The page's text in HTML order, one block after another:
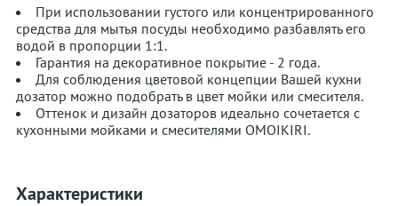
При использовании густого или концентрированного
средства для мытья посуды необходимо разбавлять его
водой в пропорции 1:1.
Гарантия на декоративное покрытие - 2 года.
Для соблюдения цветовой концепции Вашей кухни
дозатор можно подобрать в цвет мойки или смесителя.
Оттенок и дизайн дозаторов идеально сочетается с
кухонными мойками и смесителями OMOIKIRI.
Характеристики